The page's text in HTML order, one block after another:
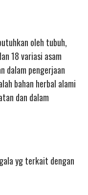
oleh tubuh,
18 variasi asam
dalam pengerjaan
bahan herbal alami
dan dalam
yg terkait dengan